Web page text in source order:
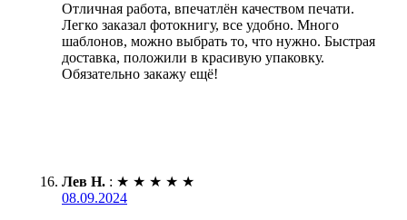
Отличная работа, впечатлён качеством печати.
Легко заказал фотокнигу, все удобно. Много
шаблонов, можно выбрать то, что нужно. Быстрая
доставка, положили в красивую упаковку.
Обязательно закажу ещё!
Лев Н. : ★ ★ ★ ★ ★
08.09.2024